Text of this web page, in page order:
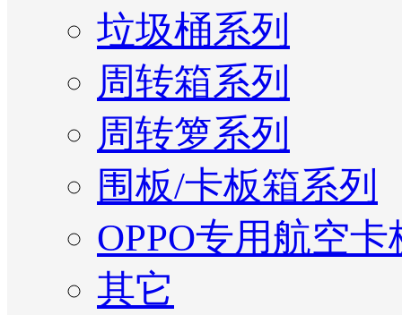
垃圾桶系列
周转箱系列
周转箩系列
围板/卡板箱系列
OPPO专用航空卡
其它